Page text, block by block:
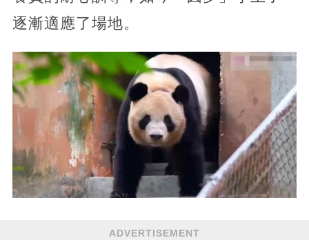
逐漸適應了場地。
ADVERTISEMENT